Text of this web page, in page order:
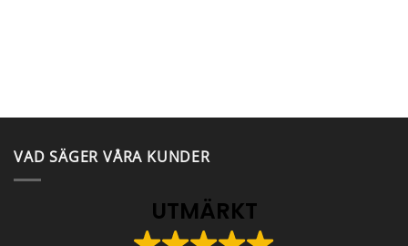
VAD SÄGER VÅRA KUNDER
UTMÄRKT